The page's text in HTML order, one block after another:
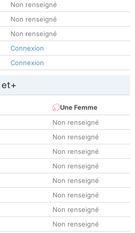
Non renseigné
Non renseigné
Non renseigné
Connexion
Connexion
et+
Une Femme
Non renseigné
Non renseigné
Non renseigné
Non renseigné
Non renseigné
Non renseigné
Non renseigné
Non renseigné